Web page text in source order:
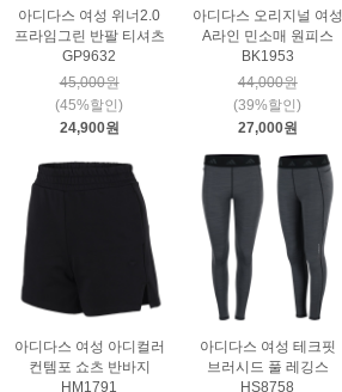
아디다스 여성 위너2.0
프라임그린 반팔 티셔츠
GP9632
45,000원
(45%할인)
24,900원
아디다스 오리지널 여성
A라인 민소매 원피스
BK1953
44,000원
(39%할인)
27,000원
아디다스 여성 아디컬러
컨템포 쇼츠 반바지
HM1791
아디다스 여성 테크핏
브러시드 풀 레깅스
HS8758